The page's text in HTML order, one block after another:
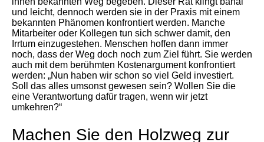
und leicht, dennoch werden sie in der Praxis mit einem
bekannten Phänomen konfrontiert werden. Manche
Mitarbeiter oder Kollegen tun sich schwer damit, den
Irrtum einzugestehen. Menschen hoffen dann immer
noch, dass der Weg doch noch zum Ziel führt. Sie werden
auch mit dem berühmten Kostenargument konfrontiert
werden: „Nun haben wir schon so viel Geld investiert.
Soll das alles umsonst gewesen sein? Wollen Sie die
eine Verantwortung dafür tragen, wenn wir jetzt
umkehren?“
Machen Sie den Holzweg zur